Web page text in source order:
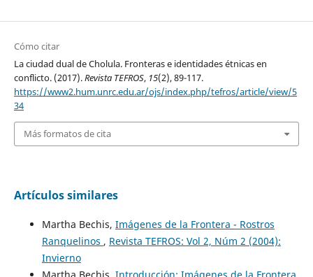
Cómo citar
La ciudad dual de Cholula. Fronteras e identidades étnicas en
conflicto. (2017).Revista TEFROS, 15(2), 89-117.
https://www2.hum.unrc.edu.ar/ojs/index.php/tefros/article/view/5
34
Más formatos de cita
Artículos similares
Martha Bechis, Imágenes de la Frontera - Rostros
Ranquelinos , Revista TEFROS: Vol 2, Núm 2 (2004):
Invierno
Martha Bechis, Introducción: Imágenes de la Frontera